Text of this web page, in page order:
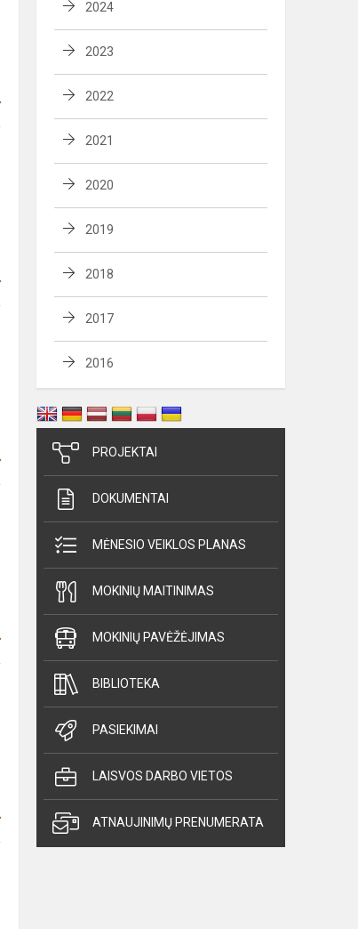
2024
2023
2022
2021
2020
2019
2018
2017
2016
PROJEKTAI
DOKUMENTAI
MĖNESIO VEIKLOS PLANAS
MOKINIŲ MAITINIMAS
MOKINIŲ PAVĖŽĖJIMAS
BIBLIOTEKA
PASIEKIMAI
LAISVOS DARBO VIETOS
ATNAUJINIMŲ PRENUMERATA